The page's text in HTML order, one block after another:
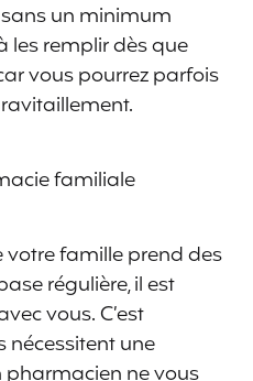
un minimum
les remplir dès que
vous pourrez parfois
familiale
votre famille prend des
régulière, il est
vous. C’est
nécessitent une
ne vous